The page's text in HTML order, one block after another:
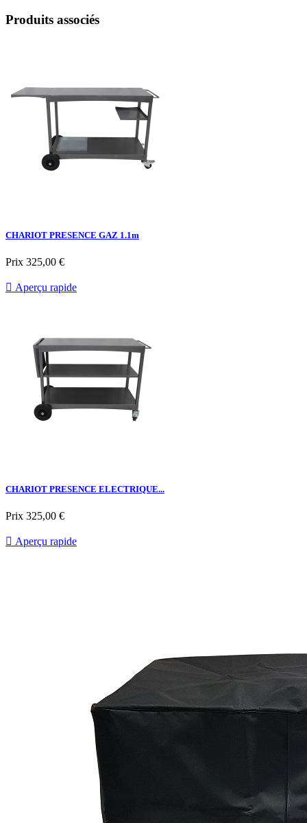
Produits associés
CHARIOT PRESENCE GAZ 1.1m
Prix 325,00 €
 Aperçu rapide
CHARIOT PRESENCE ELECTRIQUE...
Prix 325,00 €
 Aperçu rapide